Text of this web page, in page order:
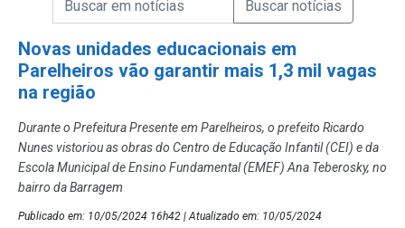
Novas unidades educacionais em
Parelheiros vão garantir mais 1,3 mil vagas
na região
Durante o Prefeitura Presente em Parelheiros, o prefeito Ricardo
Nunes vistoriou as obras do Centro de Educação Infantil (CEI) e da
Escola Municipal de Ensino Fundamental (EMEF) Ana Teberosky, no
bairro da Barragem
Publicado em: 10/05/2024 16h42 | Atualizado em: 10/05/2024